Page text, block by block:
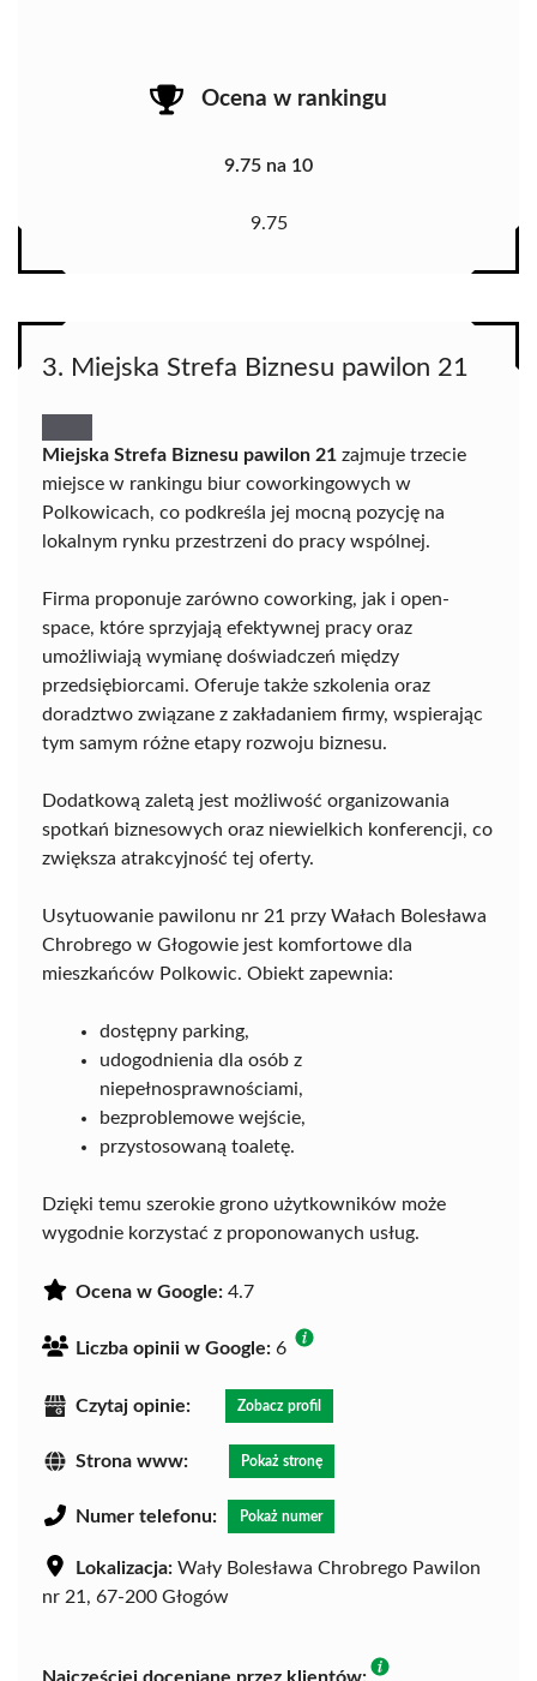
Ocena w rankingu
9.75 na 10
9.75
3. Miejska Strefa Biznesu pawilon 21
Miejska Strefa Biznesu pawilon 21 zajmuje trzecie
miejsce w rankingu biur coworkingowych w
Polkowicach, co podkreśla jej mocną pozycję na
lokalnym rynku przestrzeni do pracy wspólnej.
Firma proponuje zarówno coworking, jak i open-
space, które sprzyjają efektywnej pracy oraz
umożliwiają wymianę doświadczeń między
przedsiębiorcami. Oferuje także szkolenia oraz
doradztwo związane z zakładaniem firmy, wspierając
tym samym różne etapy rozwoju biznesu.
Dodatkową zaletą jest możliwość organizowania
spotkań biznesowych oraz niewielkich konferencji, co
zwiększa atrakcyjność tej oferty.
Usytuowanie pawilonu nr 21 przy Wałach Bolesława
Chrobrego w Głogowie jest komfortowe dla
mieszkańców Polkowic. Obiekt zapewnia:
dostępny parking,
udogodnienia dla osób z
niepełnosprawnościami,
bezproblemowe wejście,
przystosowaną toaletę.
Dzięki temu szerokie grono użytkowników może
wygodnie korzystać z proponowanych usług.
Ocena w Google: 4.7
Liczba opinii w Google: 6
Czytaj opinie: Zobacz profil
Strona www: Pokaż stronę
Numer telefonu: Pokaż numer
Lokalizacja: Wały Bolesława Chrobrego Pawilon
nr 21, 67-200 Głogów
Najczęściej doceniane przez klientów: